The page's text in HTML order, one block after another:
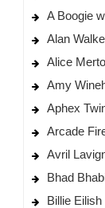
A Boogie
Alan
Alice
Amy
Aphex
Arcade
Avril
Bhad
Billie Eilish